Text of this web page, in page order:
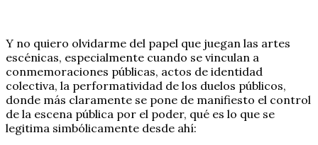
Y no quiero olvidarme del papel que juegan las artes
escénicas, especialmente cuando se vinculan a
conmemoraciones públicas, actos de identidad
colectiva, la performatividad de los duelos públicos,
donde más claramente se pone de manifiesto el control
de la escena pública por el poder, qué es lo que se
legitima simbólicamente desde ahí: